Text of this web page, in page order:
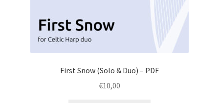
First Snow (Solo & Duo) – PDF
€10,00